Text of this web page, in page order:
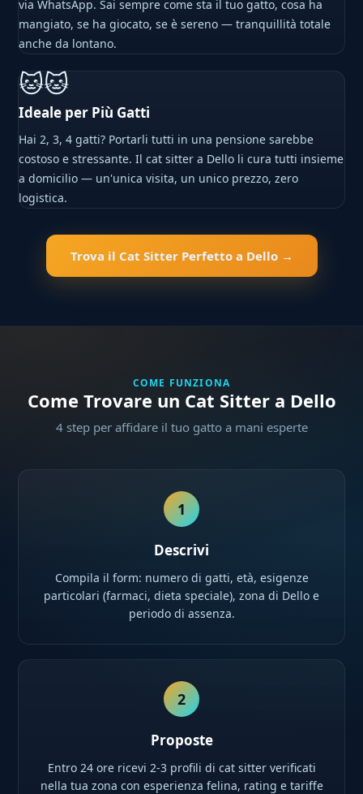
via WhatsApp. Sai sempre come sta il tuo gatto, cosa ha
mangiato, se ha giocato, se è sereno — tranquillità totale
anche da lontano.
🐱🐱
Ideale per Più Gatti
Hai 2, 3, 4 gatti? Portarli tutti in una pensione sarebbe
costoso e stressante. Il cat sitter a Dello li cura tutti insieme
a domicilio — un'unica visita, un unico prezzo, zero
logistica.
Trova il Cat Sitter Perfetto a Dello →
COME FUNZIONA
Come Trovare un Cat Sitter a Dello
4 step per affidare il tuo gatto a mani esperte
1
Descrivi
Compila il form: numero di gatti, età, esigenze
particolari (farmaci, dieta speciale), zona di Dello e
periodo di assenza.
2
Proposte
Entro 24 ore ricevi 2-3 profili di cat sitter verificati
nella tua zona con esperienza felina, rating e tariffe